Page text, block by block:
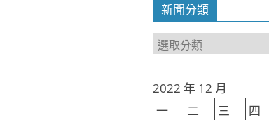
新聞分類
新
類
2022 年 12 月
一
二 三 四